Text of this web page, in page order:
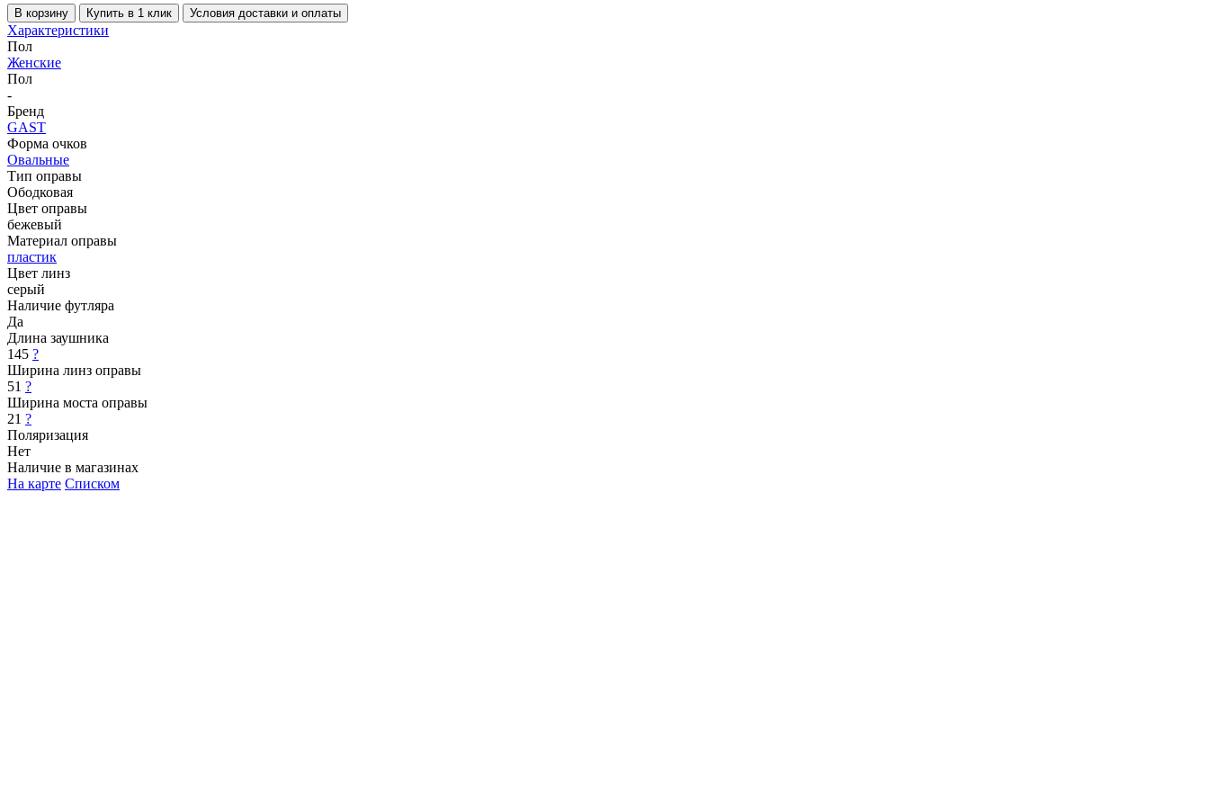
В корзину Купить в 1 клик Условия доставки и оплаты
Характеристики
Пол
Женские
Пол
-
Бренд
GAST
Форма очков
Овальные
Тип оправы
Ободковая
Цвет оправы
бежевый
Материал оправы
пластик
Цвет линз
серый
Наличие футляра
Да
Длина заушника
145 ?
Ширина линз оправы
51 ?
Ширина моста оправы
21 ?
Поляризация
Нет
Наличие в магазинах
На карте Списком